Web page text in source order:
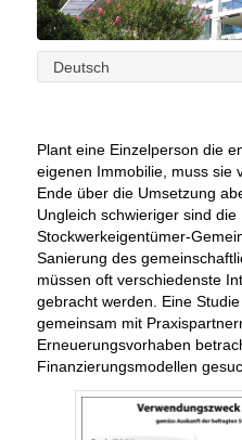
Deutsch
Plant eine Einzelperson die
eigenen Immobilie, muss sie
Ende über die Umsetzung
Ungleich schwieriger sind
Stockwerkeigentümer-
Sanierung des
müssen oft verschiedenste
gebracht werden.
Eine
gemeinsam mit
Erneuerungsvorhaben
Finanzierungsmodellen